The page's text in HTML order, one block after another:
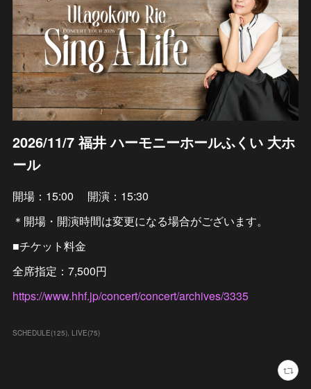
2026/11/7 福井 ハーモニーホールふくい 大ホ
ール
開場：15:00 開演：15:30
＊開場・開演時間は変更になる場合がございます。
■チケット料金
全席指定：7,500円
https://www.hhf.jp/concert/concert/archives/3335
SCHEDULE(125) LIVE(75)